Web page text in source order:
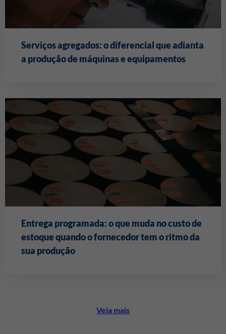
Serviços agregados: o diferencial que adianta
a produção de máquinas e equipamentos
Entrega programada: o que muda no custo de
estoque quando o fornecedor tem o ritmo da
sua produção
Veja mais